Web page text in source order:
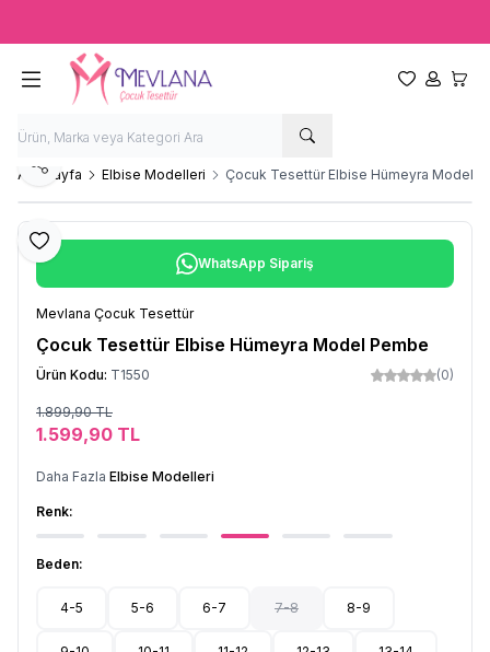
Favorilerim
Hesabım
Ana Sayfa Elbise Modelleri Çocuk Tesettür Elbise Hümeyra Model
Favoriye Ekle
Paylaş
WhatsApp Sipariş
Mevlana Çocuk Tesettür
Çocuk Tesettür Elbise Hümeyra Model Pembe
Ürün Kodu: T1550 (0)
1.899,90TL
1.599,90 TL
Daha Fazla Elbise Modelleri
Renk:
Beden:
4-5 5-6 6-7 7-8 8-9